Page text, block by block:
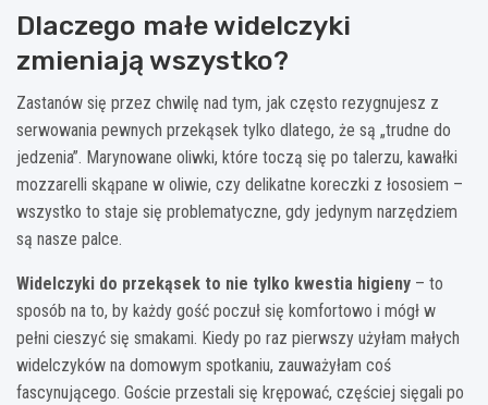
Dlaczego małe widelczyki
zmieniają wszystko?
Zastanów się przez chwilę nad tym, jak często rezygnujesz z
serwowania pewnych przekąsek tylko dlatego, że są „trudne do
jedzenia”. Marynowane oliwki, które toczą się po talerzu, kawałki
mozzarelli skąpane w oliwie, czy delikatne koreczki z łososiem –
wszystko to staje się problematyczne, gdy jedynym narzędziem
są nasze palce.
Widelczyki do przekąsek to nie tylko kwestia higieny – to
sposób na to, by każdy gość poczuł się komfortowo i mógł w
pełni cieszyć się smakami. Kiedy po raz pierwszy użyłam małych
widelczyków na domowym spotkaniu, zauważyłam coś
fascynującego. Goście przestali się krępować, częściej sięgali po